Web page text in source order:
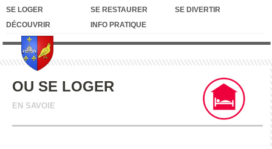
SE LOGER SE RESTAURER
SE DIVERTIR
DÉCOUVRIR
INFO PRATIQUE
OU SE LOGER
EN SAVOIE